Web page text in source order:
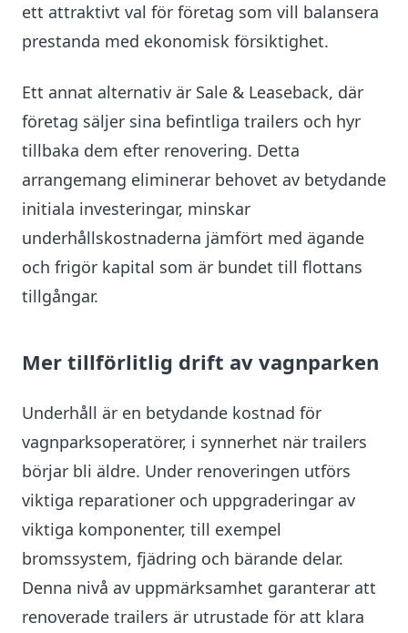
ett attraktivt val för företag som vill balansera
prestanda med ekonomisk försiktighet.
Ett annat alternativ är Sale & Leaseback, där
företag säljer sina befintliga trailers och hyr
tillbaka dem efter renovering. Detta
arrangemang eliminerar behovet av betydande
initiala investeringar, minskar
underhållskostnaderna jämfört med ägande
och frigör kapital som är bundet till flottans
tillgångar.
Mer tillförlitlig drift av vagnparken
Underhåll är en betydande kostnad för
vagnparksoperatörer, i synnerhet när trailers
börjar bli äldre. Under renoveringen utförs
viktiga reparationer och uppgraderingar av
viktiga komponenter, till exempel
bromssystem, fjädring och bärande delar.
Denna nivå av uppmärksamhet garanterar att
renoverade trailers är utrustade för att klara